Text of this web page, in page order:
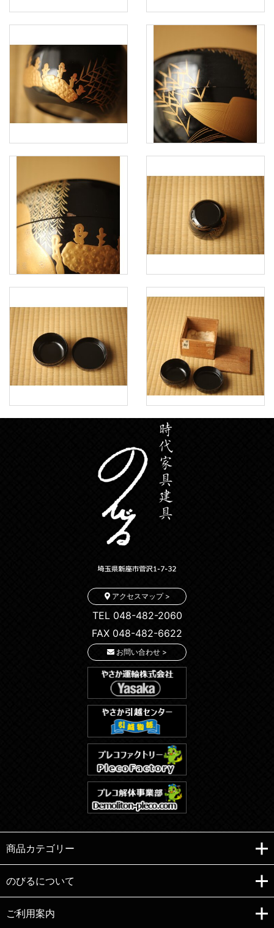
アクセスマップ >
TEL 048-482-2060
FAX 048-482-6622
お問い合わせ >
商品カテゴリー
のびるについて
ご利用案内